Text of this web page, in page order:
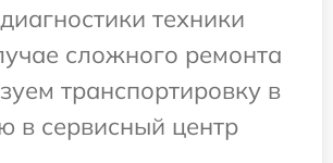
техники
сложного ремонта
транспортировку в
в сервисный центр